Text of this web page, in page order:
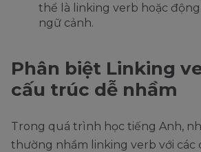
thể là linking verb hoặc
ngữ cảnh.
Phân biệt Linking
cấu trúc dễ nhầm
Trong quá trình học tiếng Anh,
thường nhầm linking verb với